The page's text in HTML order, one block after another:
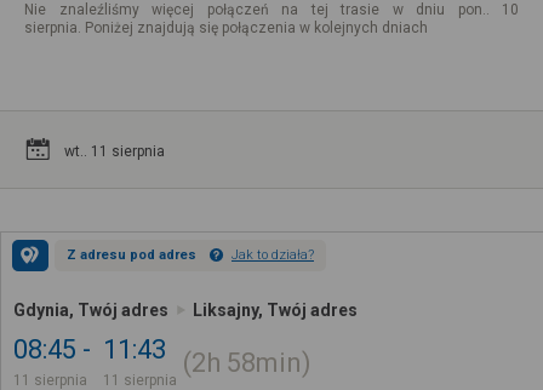
Nie znaleźliśmy więcej połączeń na tej trasie w dniu pon.. 10
sierpnia. Poniżej znajdują się połączenia w kolejnych dniach
wt.. 11 sierpnia
Z adresu pod adres Jak to działa?
Gdynia, Twój adres Liksajny, Twój adres
08:45
11 sierpnia
11:43
11 sierpnia
2h 58min